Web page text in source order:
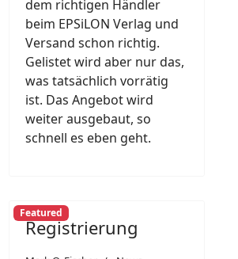
dem richtigen Händler
beim EPSiLON Verlag und
Versand schon richtig.
Gelistet wird aber nur das,
was tatsächlich vorrätig
ist. Das Angebot wird
weiter ausgebaut, so
schnell es eben geht.
Featured
Registrierung